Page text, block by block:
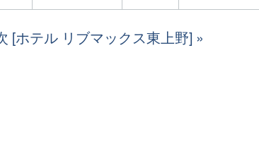
[ホテル リブマックス東上野]